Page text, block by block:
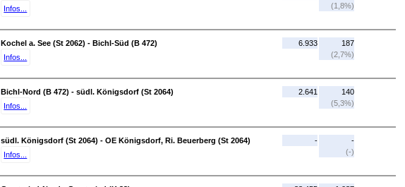
Infos...
(1,8%)
Kochel a. See (St 2062) - Bichl-Süd (B 472)
Infos...
6.933
187
(2,7%)
Bichl-Nord (B 472) - südl. Königsdorf (St 2064)
Infos...
2.641
140
(5,3%)
südl. Königsdorf (St 2064) - OE Königsdorf, Ri. Beuerberg (St 2064)
Infos...
-
-
(-)